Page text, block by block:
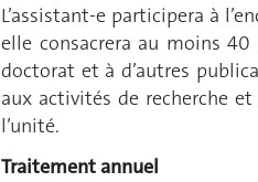
L’assistant-e participera à
elle consacrera au moins
doctorat et à d’autres
aux activités de recherche
l’unité.
Traitement annuel